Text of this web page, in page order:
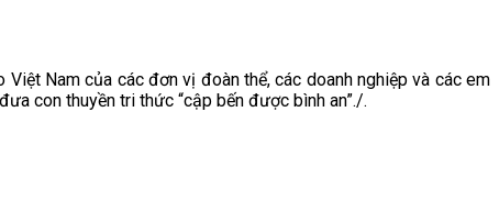
Nam của các đơn vị đoàn thể, các doanh nghiệp và các em
con thuyền tri thức “cập bến được bình an”./.